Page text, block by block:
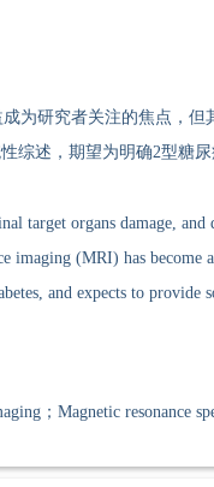
为研究者关注的焦点，但
综述，期望为明确2型糖
target organs damage, and
imaging (MRI) has become
and expects to provide
；Magnetic resonance